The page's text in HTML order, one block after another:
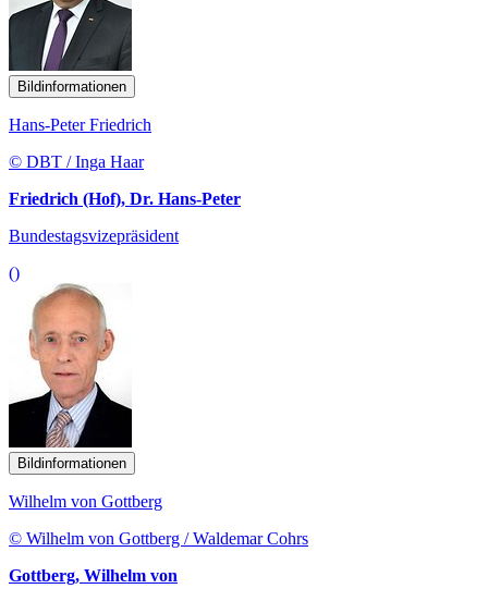
Bildinformationen
Hans-Peter Friedrich
© DBT / Inga Haar
Friedrich (Hof), Dr. Hans-Peter
Bundestagsvizepräsident
()
Bildinformationen
Wilhelm von Gottberg
© Wilhelm von Gottberg / Waldemar Cohrs
Gottberg, Wilhelm von